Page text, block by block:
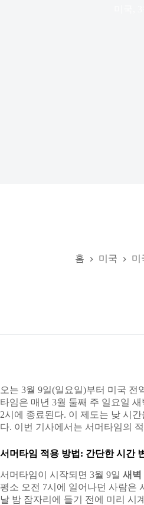
홈 미국 미
오는 3월 9일(일요일)부터 미국 전
타임은 매년 3월 둘째 주 일요일
2시에 종료된다. 이 제도는 낮 시
다. 이번 기사에서는 서머타임의
서머타임 적용 방법: 간단한 시간
서머타임이 시작되면 3월 9일 새벽
평소 오전 7시에 일어나던 사람은
날 밤 잠자리에 들기 전에 미리 시